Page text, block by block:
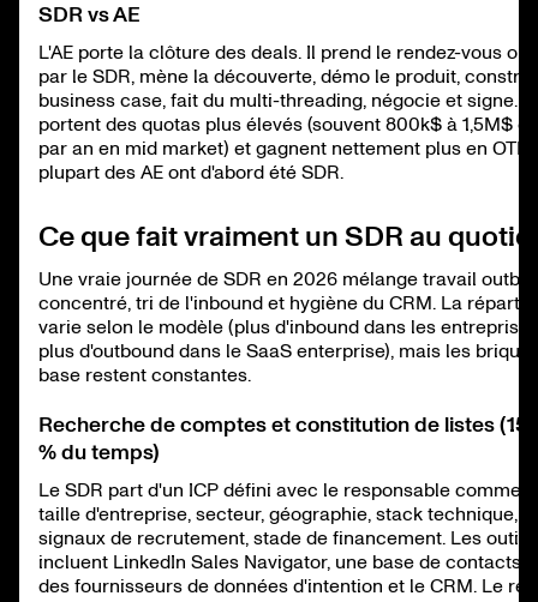
SDR vs AE
L'AE porte la clôture des deals. Il prend le rendez-vous
par le SDR, mène la découverte, démo le produit,
business case, fait du multi-threading, négocie et signe.
portent des quotas plus élevés (souvent 800k$ à 1,5M$
par an en mid market) et gagnent nettement plus en OTE.
plupart des AE ont d'abord été SDR.
Ce que fait vraiment un SDR au
Une vraie journée de SDR en 2026 mélange travail
concentré, tri de l'inbound et hygiène du CRM. La
varie selon le modèle (plus d'inbound dans les
plus d'outbound dans le SaaS enterprise), mais les
base restent constantes.
Recherche de comptes et constitution de listes (15
% du temps)
Le SDR part d'un ICP défini avec le responsable
taille d'entreprise, secteur, géographie, stack technique,
signaux de recrutement, stade de financement. Les outils
incluent LinkedIn Sales Navigator, une base de contacts
des fournisseurs de données d'intention et le CRM. Le